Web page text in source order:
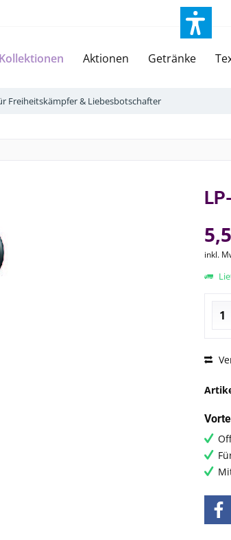
Kollektionen Aktionen Getränke
Freiheitskämpfer & Liebesbotschafter
inkl.